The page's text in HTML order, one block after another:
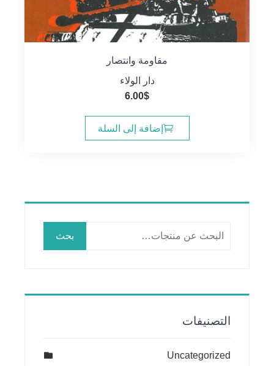
مقاومة وانتصار
دار الولاء
6.00$
إضافة إلى السلة
بحث
التصنيفات
Uncategorized